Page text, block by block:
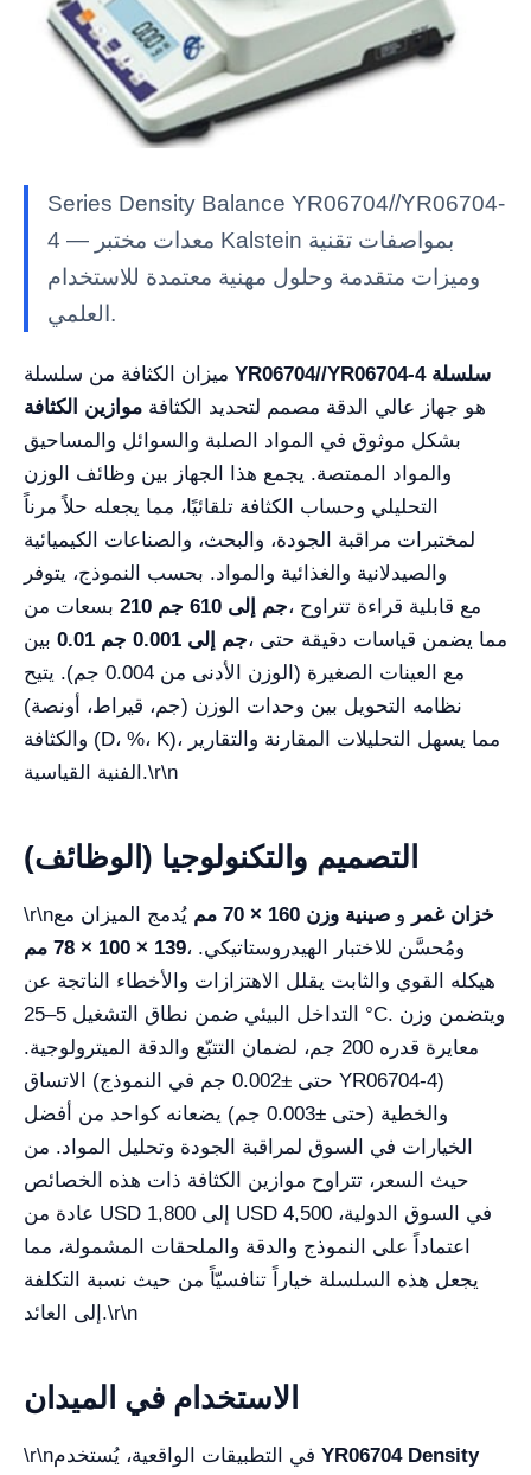
Series Density Balance YR06704//YR06704-
4 — معدات مختبر Kalstein بمواصفات تقنية
وميزات متقدمة وحلول مهنية معتمدة للاستخدام
العلمي.
YR06704//YR06704-4 سلسلة
موازين الكثافة
بشكل موثوق في المواد الصلبة والسوائل والمساحيق
والمواد الممتصة. يجمع هذا الجهاز بين وظائف الوزن
التحليلي وحساب الكثافة تلقائيًا، مما يجعله حلاً مرناً
لمختبرات مراقبة الجودة، والبحث، والصناعات الكيميائية
والصيدلانية والغذائية والمواد. بحسب النموذج، يتوفر
210 جم إلى 610 جم، مع قابلية قراءة تتراوح
0.01 جم إلى 0.001 جم، مما يضمن قياسات دقيقة حتى
مع العينات الصغيرة (الوزن الأدنى من 0.004 جم). يتيح
نظامه التحويل بين وحدات الوزن (جم، قيراط، أونصة)
والكثافة (D، %، K)، مما يسهل التحليلات المقارنة والتقارير
الفنية القياسية.\r\n
التصميم والتكنولوجيا (الوظائف)
\r\n صينية وزن 160 × 70 مم
خزان غمر
139 × 100 × 78 مم، ومُحسَّن للاختبار الهيدروستاتيكي.
هيكله القوي والثابت يقلل الاهتزازات والأخطاء الناتجة عن
التداخل البيئي ضمن نطاق التشغيل 5–25 °C. ويتضمن وزن
معايرة قدره 200 جم، لضمان التتبّع والدقة الميترولوجية.
الاتساق (حتى ±0.002 جم في النموذج YR06704-4)
والخطية (حتى ±0.003 جم) يضعانه كواحد من أفضل
الخيارات في السوق لمراقبة الجودة وتحليل المواد. من
حيث السعر، تتراوح موازين الكثافة ذات هذه الخصائص
عادة من USD 1,800 إلى USD 4,500 في السوق الدولية،
اعتماداً على النموذج والدقة والملحقات المشمولة، مما
يجعل هذه السلسلة خياراً تنافسيّاً من حيث نسبة التكلفة
إلى العائد.\r\n
الاستخدام في الميدان
\r\n
YR06704 Density